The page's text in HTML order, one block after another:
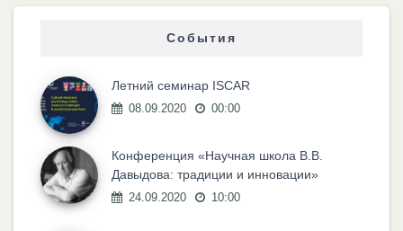
События
Летний семинар ISCAR
08.09.2020 00:00
Конференция «Научная школа В.В.
Давыдова: традиции и инновации»
24.09.2020 10:00